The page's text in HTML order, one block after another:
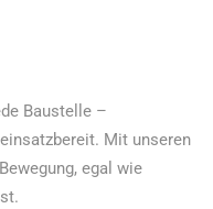
Baustelle –
Mit unseren
egal wie